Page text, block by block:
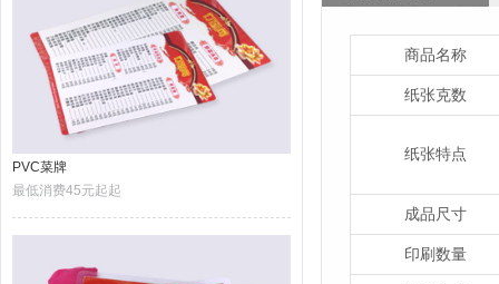
PVC菜牌
最低消费45元起起
商品名称
纸张克数
纸张特点
成品尺寸
印刷数量